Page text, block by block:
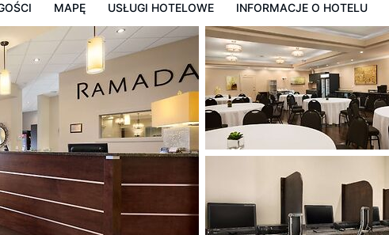
MAPĘ USŁUGI HOTELOWE INFORMACJE O HOTELU